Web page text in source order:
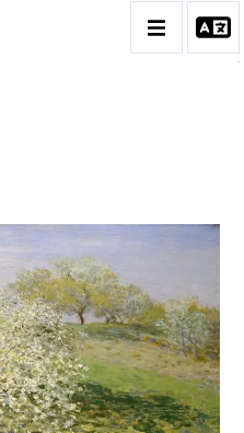
OEUVRES